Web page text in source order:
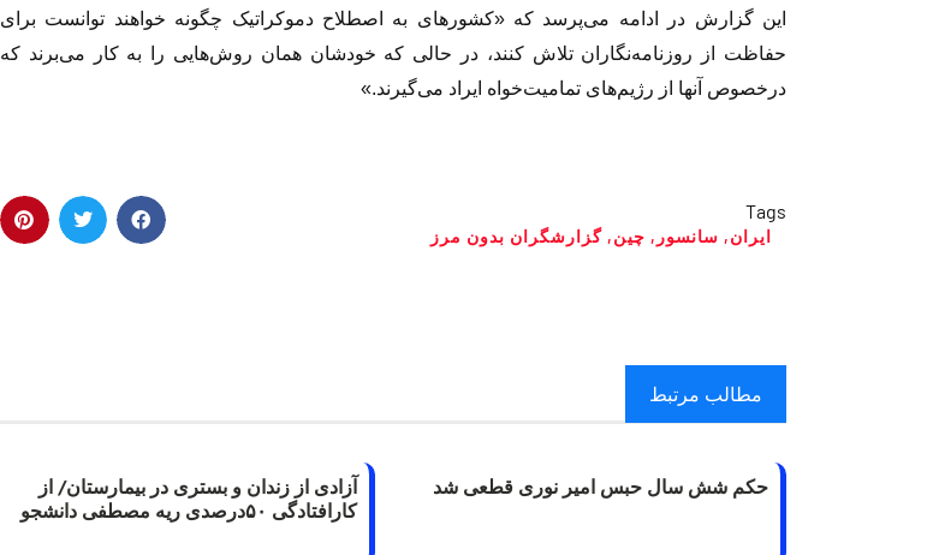
این گزارش در ادامه می‌پرسد که «کشورهای به اصطلاح دموکراتیک چگونه خواهند توانست برای
حفاظت از روزنامه‌نگاران تلاش کنند، در حالی که خودشان همان روش‌هایی را به‌ کار می‌برند که
درخصوص آنها از رژیم‌های تمامیت‌خواه ایراد می‌گیرند.»
Tags
ایران, سانسور , چین, گزارشگران بدون مرز
مطالب مرتبط
حکم شش سال حبس امیر نوری قطعی شد
آزادی از زندان و بستری در بیمارستان/ از
کارافتادگی ۵۰درصدی ریه مصطفی دانشجو